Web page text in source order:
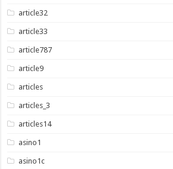
article32
article33
article787
article9
articles
articles_3
articles14
asino1
asino1c